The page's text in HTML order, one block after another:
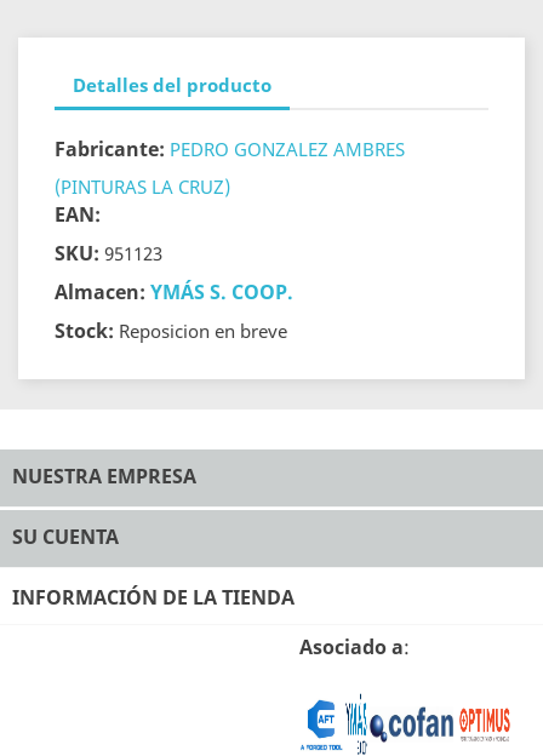
Detalles del producto
Fabricante: PEDRO GONZALEZ AMBRES
(PINTURAS LA CRUZ)
EAN:
SKU: 951123
Almacen: YMÁS S. COOP.
Stock: Reposicion en breve
NUESTRA EMPRESA
SU CUENTA
INFORMACIÓN DE LA TIENDA
Asociado a: